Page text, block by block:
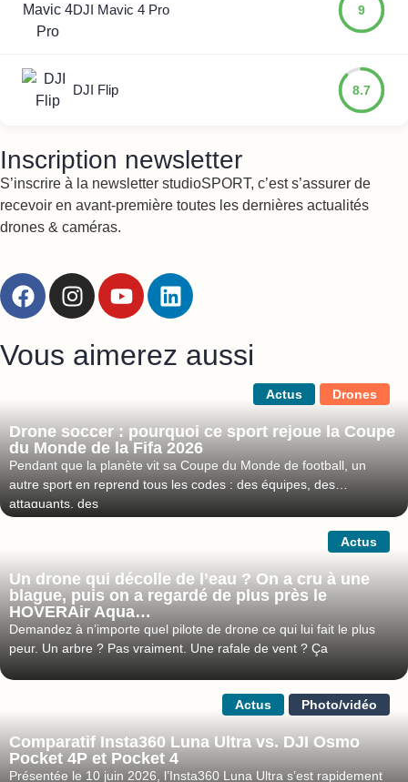
DJI Mavic 4 Pro 9
DJI Flip 8.7
Inscription newsletter
S’inscrire à la newsletter studioSPORT, c’est s’assurer de
recevoir en avant-première toutes les dernières actualités
drones & caméras.
Vous aimerez aussi
Actus Drones
Drone soccer : pourquoi ce sport rejoue la Coupe
du Monde de la Fifa 2026
Pendant que la planète vit sa Coupe du Monde de football, un
autre sport en reprend tous les codes : des équipes, des
attaquants, des
Actus
Un drone qui décolle de l’eau ? On a cru à une
blague, puis on a regardé de plus près le
HOVERAir Aqua…
Demandez à n’importe quel pilote de drone ce qui lui fait le plus
peur. Un arbre ? Pas vraiment. Une rafale de vent ? Ça
Actus Photo/vidéo
Comparatif Insta360 Luna Ultra vs. DJI Osmo
Pocket 4P et Pocket 4
Présentée le 10 juin 2026, l’Insta360 Luna Ultra s’est rapidement